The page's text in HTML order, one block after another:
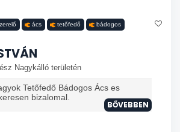
ács tetőfedő bádogos
Nagykálló területén
Tetőfedő Bádogos Ács es
bizalomal.
BŐVEBBEN